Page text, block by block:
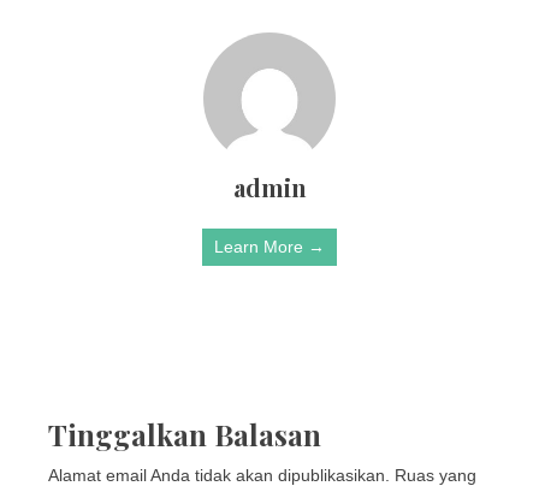
admin
Learn More →
Tinggalkan Balasan
Alamat email Anda tidak akan dipublikasikan.
Ruas yang